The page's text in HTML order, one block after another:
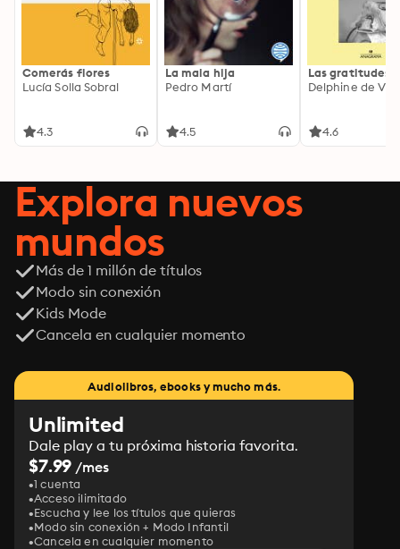
Comerás flores
Lucía Solla Sobral
4.3
La mala hija
Pedro Martí
4.5
Las gratitudes
Delphine de
4.6
Explora nuevos
mundos
Más de 1 millón de títulos
Modo sin conexión
Kids Mode
Cancela en cualquier momento
Audiolibros, ebooks y mucho más.
Unlimited
Dale play a tu próxima historia favorita.
$7.99 /mes
1 cuenta
Acceso ilimitado
Escucha y lee los títulos que quieras
Modo sin conexión + Modo Infantil
Cancela en cualquier momento